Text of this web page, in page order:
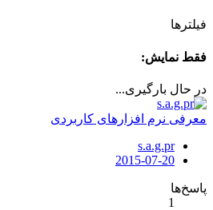
فیلترها
فقط نمایش:
در حال بارگیری...
معرفی نرم افزارهای کاربردی
s.a.g.pr
2015-07-20
پاسخ‌ها
1